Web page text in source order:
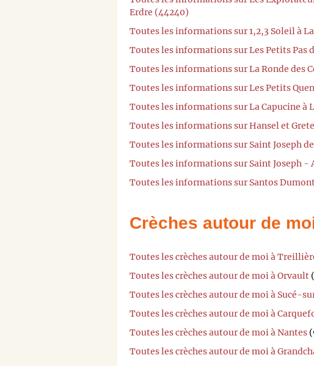
Erdre (44240)
Toutes les informations sur 1,2,3 Soleil à
Toutes les informations sur Les Petits Pas
Toutes les informations sur La Ronde des
Toutes les informations sur Les Petits
Toutes les informations sur La Capucine à
Toutes les informations sur Hansel et
Toutes les informations sur Saint Joseph
Toutes les informations sur Saint Joseph -
Toutes les informations sur Santos
Crèches autour de
Toutes les crèches autour de moi à
Toutes les crèches autour de moi à Orvault
Toutes les crèches autour de moi à Sucé-
Toutes les crèches autour de moi à
Toutes les crèches autour de moi à Nantes
Toutes les crèches autour de moi à